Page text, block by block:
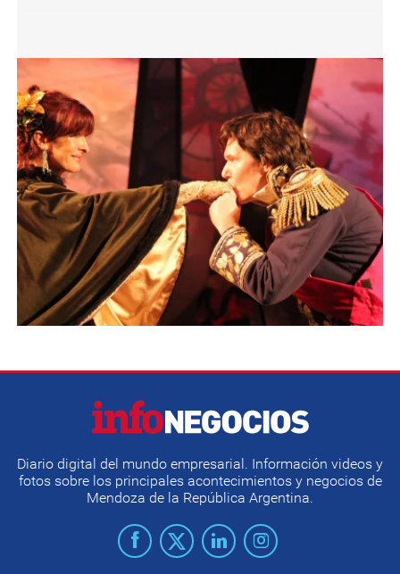
Diario digital del mundo empresarial. Información videos y
fotos sobre los principales acontecimientos y negocios de
Mendoza de la República Argentina.